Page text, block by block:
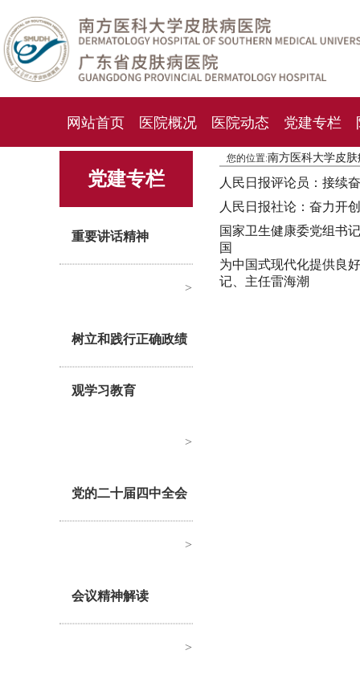
网站首页 医院概况 医院动态 党建专栏
化妆品检测中心 期刊杂志 就诊指南 人才
党建专栏
重要讲话精神
>
树立和践行正确政绩
观学习教育
>
党的二十届四中全会
>
会议精神解读
>
您的位置:南方医科大学皮
人民日报评论员：接续
人民日报社论：奋力开
国家卫生健康委党组书
国
为中国式现代化提供良
记、主任雷海潮